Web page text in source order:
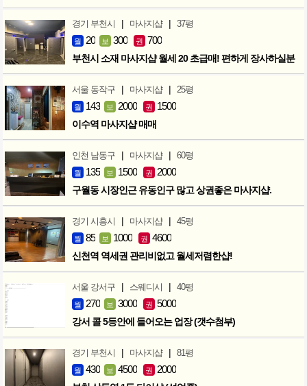
경기 부천시 | 마사지샵 | 37평
월 20 보 300 권 700
부천시 소재 마사지샵 월세 20 초급매! 편하게 장사하실분
서울 동작구 | 마사지샵 | 25평
월 143 보 2000 권 1500
이수역 마사지샵 매매
인천 남동구 | 마사지샵 | 60평
월 135 보 1500 권 2000
구월동 시장인근 유동인구 많고 상권좋은 마사지샵.
경기 시흥시 | 마사지샵 | 45평
월 85 보 1000 권 4600
신천역 역세권 관리비없고 월세저렴한샵!
서울 강서구 | 스웨디시 | 40평
월 270 보 3000 권 5000
강서 콜 5등안에 들어오는 업장 (갯수첨부)
경기 부천시 | 마사지샵 | 81평
월 430 보 4500 권 2000